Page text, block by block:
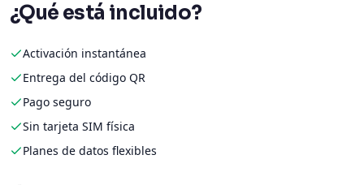
¿Qué está incluido?
Activación instantánea
Entrega del código QR
Pago seguro
Sin tarjeta SIM física
Planes de datos flexibles